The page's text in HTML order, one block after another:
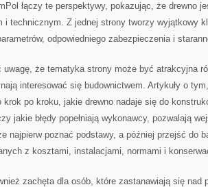
łączy te perspektywy, pokazując, że drewno
i technicznym. Z jednej strony tworzy wyjątkowy
odpowiedniego zabezpieczenia i
uwagę, że tematyka strony może być atrakcyjna
interesować się budownictwem. Artykuły o
krok po kroku, jakie drewno nadaje się do
jakie błędy popełniają wykonawcy, pozwalają
najpierw poznać podstawy, a później przejść do
z kosztami, instalacjami, normami i
zachęta dla osób, które zastanawiają się nad